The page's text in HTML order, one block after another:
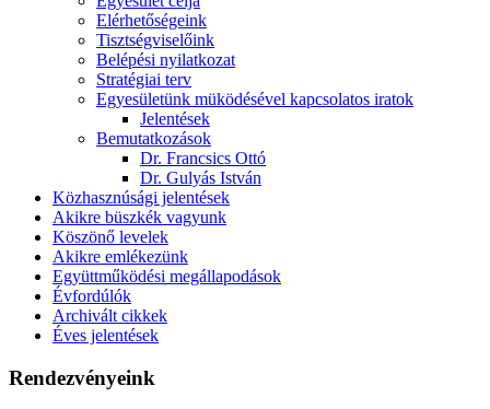
Elérhetőségeink
Tisztségviselőink
Belépési nyilatkozat
Stratégiai terv
Egyesületünk müködésével kapcsolatos iratok
Jelentések
Bemutatkozások
Dr. Francsics Ottó
Dr. Gulyás István
Közhasznúsági jelentések
Akikre büszkék vagyunk
Köszönő levelek
Akikre emlékezünk
Együttműködési megállapodások
Évfordúlók
Archivált cikkek
Éves jelentések
Rendezvényeink